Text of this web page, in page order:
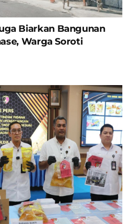
Biarkan Bangunan
Warga Soroti